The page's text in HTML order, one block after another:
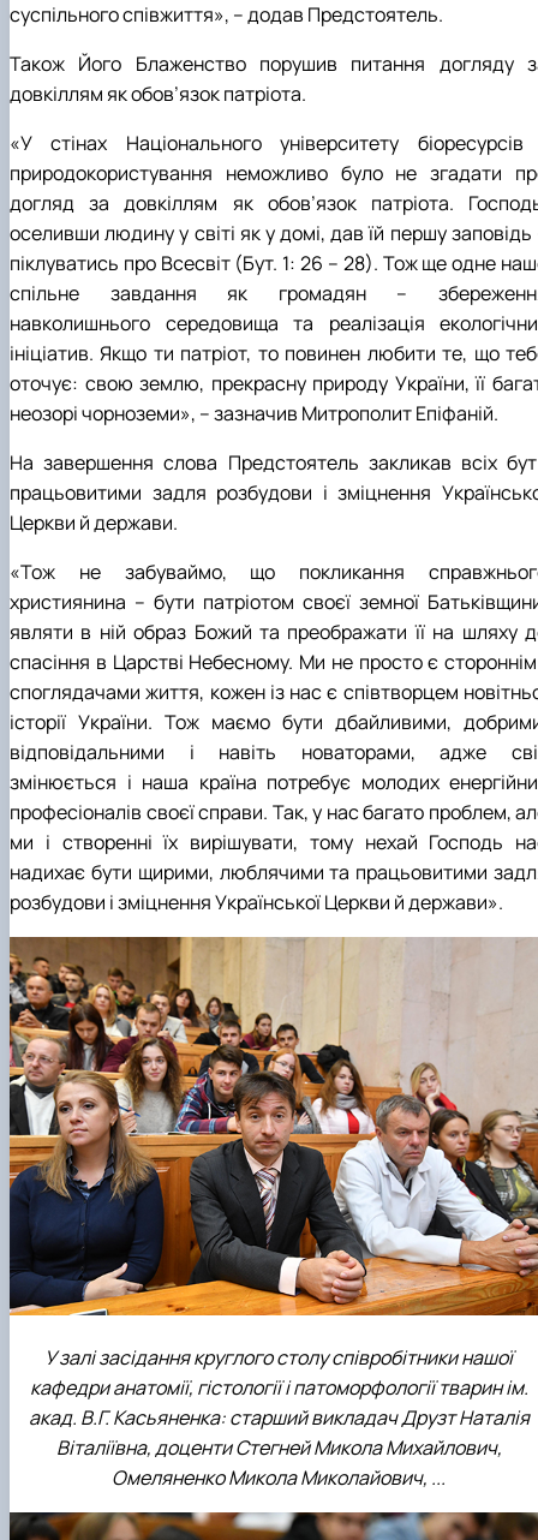
суспільного співжиття», – додав Предстоятель.
Також Його Блаженство порушив питання догляду
довкіллям як обов’язок патріота.
«У стінах Національного університету біоресурсів
природокористування неможливо було не згадати
догляд за довкіллям як обов’язок патріота.
оселивши людину у світі як у домі, дав їй першу заповідь
піклуватись про Всесвіт (Бут. 1: 26 – 28). Тож ще одне
спільне завдання як громадян –
навколишнього середовища та реалізація
ініціатив. Якщо ти патріот, то повинен любити те, що
оточує: свою землю, прекрасну природу України, її
неозорі чорноземи», – зазначив Митрополит Епіфаній.
На завершення слова Предстоятель закликав всіх
працьовитими задля розбудови і зміцнення
Церкви й держави.
«Тож не забуваймо, що покликання
християнина – бути патріотом своєї земної
являти в ній образ Божий та преображати її на шляху
спасіння в Царстві Небесному. Ми не просто є
споглядачами життя, кожен із нас є співтворцем
історії України. Тож маємо бути дбайливими,
відповідальними і навіть новаторами, адже
змінюється і наша країна потребує молодих
професіоналів своєї справи. Так, у нас багато проблем,
ми і створенні їх вирішувати, тому нехай Господь
надихає бути щирими, люблячими та працьовитими
розбудови і зміцнення Української Церкви й держави».
У залі засідання круглого столу співробітники нашої
кафедри анатомії, гістології і патоморфології тварин ім.
акад. В.Г. Касьяненка: старший викладач Друзт Наталія
Віталіївна, доценти Стегней Микола Михайлович,
Омеляненко Микола Миколайович, ...